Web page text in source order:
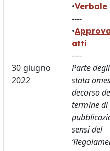
30 giugno
2022
•Verbale
----
•
atti
----
Parte
stata
decorso
termine di
sensi del